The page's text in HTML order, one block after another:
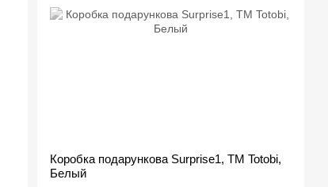
Коробка подарункова Surprise1, ТМ Totobi,
Белый